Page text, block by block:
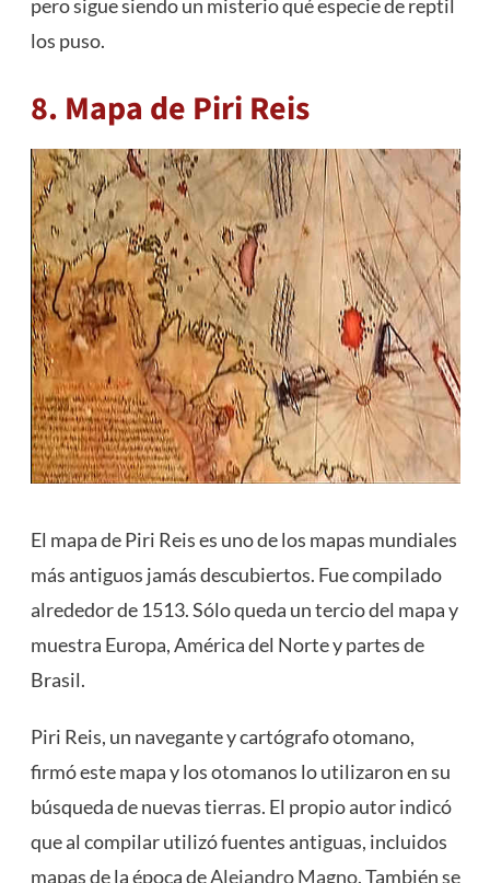
pero sigue siendo un misterio qué especie de reptil
los puso.
8. Mapa de Piri Reis
El mapa de Piri Reis es uno de los mapas mundiales
más antiguos jamás descubiertos. Fue compilado
alrededor de 1513. Sólo queda un tercio del mapa y
muestra Europa, América del Norte y partes de
Brasil.
Piri Reis, un navegante y cartógrafo otomano,
firmó este mapa y los otomanos lo utilizaron en su
búsqueda de nuevas tierras. El propio autor indicó
que al compilar utilizó fuentes antiguas, incluidos
mapas de la época deAlejandro Magno. También se